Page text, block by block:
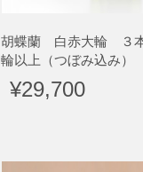
胡蝶蘭 白赤大輪 ３
輪以上（つぼみ込み）
¥29,700